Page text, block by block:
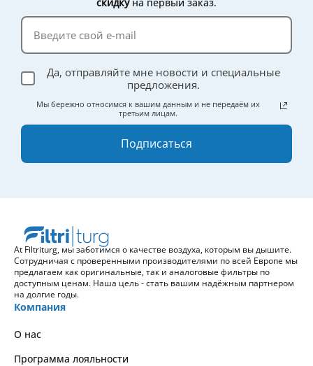
Да, отправляйте мне новости и специальные
предложения.
Мы бережно относимся к вашим данным и не передаём их
третьим лицам.
Подписаться
At Filtriturg, мы заботимся о качестве воздуха, которым вы дышите.
Сотрудничая с проверенными производителями по всей Европе мы
предлагаем как оригинальные, так и аналоговые фильтры по
доступным ценам. Наша цель - стать вашим надёжным партнером
на долгие годы.
Компания
О нас
Программа лояльности